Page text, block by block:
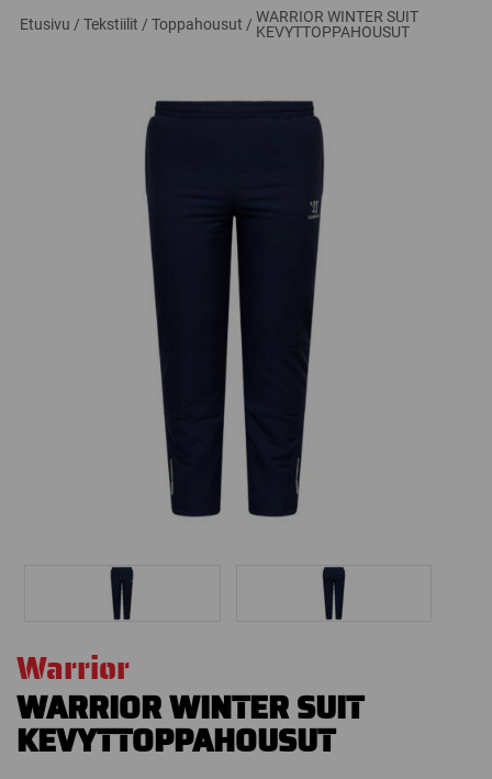
Etusivu / Tekstiilit / Toppahousut / WARRIOR WINTER SUIT
KEVYTTOPPAHOUSUT
Warrior
WARRIOR WINTER SUIT
KEVYTTOPPAHOUSUT